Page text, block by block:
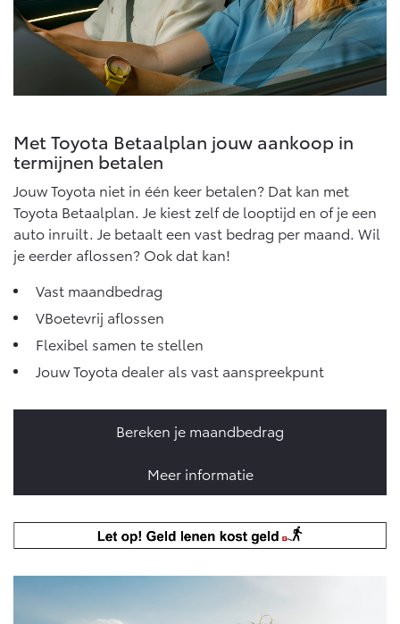
Vanaf € 37.500,- Vanaf € 55.950,-
Proace Max (excl. BTW)
Vanaf € 46.301,-
Hilux (excl. BTW)
Vanaf € 56.570,-
Land Cruiser (excl. BTW)
Vanaf € 89.986,-
Met Toyota Betaalplan jouw aankoop in
termijnen betalen
Jouw Toyota niet in één keer betalen? Dat kan met
Toyota Betaalplan. Je kiest zelf de looptijd en of je een
auto inruilt. Je betaalt een vast bedrag per maand. Wil
je eerder aflossen? Ook dat kan!
Vast maandbedrag
VBoetevrij aflossen
Flexibel samen te stellen
Jouw Toyota dealer als vast aanspreekpunt
Bereken je maandbedrag
Meer informatie